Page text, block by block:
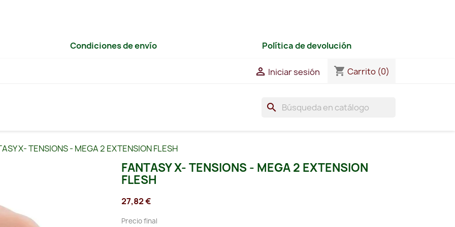
Condiciones de envío Política de devolución
 Iniciar sesión shopping_cart Carrito (0)
search
X- TENSIONS - MEGA 2 EXTENSION FLESH
FANTASY X- TENSIONS - MEGA 2 EXTENSION
FLESH
27,82 €
Precio final